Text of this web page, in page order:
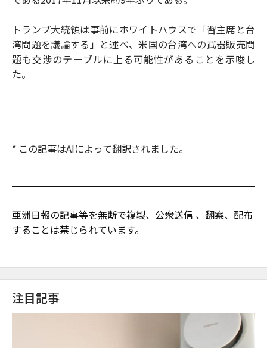
トランプ大統領は事前にホワイトハウスで「習主席と台
湾問題を議論する」と述べ、米国の台湾への武器販売問
題も交渉のテーブルに上る可能性があることを示唆し
た。
* この記事はAIによって翻訳されました。
亜洲日報の記事等を無断で複製、公衆送信 、翻案、配布
することは禁じられています。
注目記事